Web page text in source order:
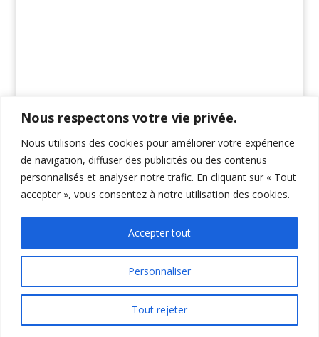
Nous respectons votre vie privée.
Nous utilisons des cookies pour améliorer votre expérience
de navigation, diffuser des publicités ou des contenus
personnalisés et analyser notre trafic. En cliquant sur « Tout
accepter », vous consentez à notre utilisation des cookies.
Personnaliser
Tout rejeter
Accepter tout
WordPress